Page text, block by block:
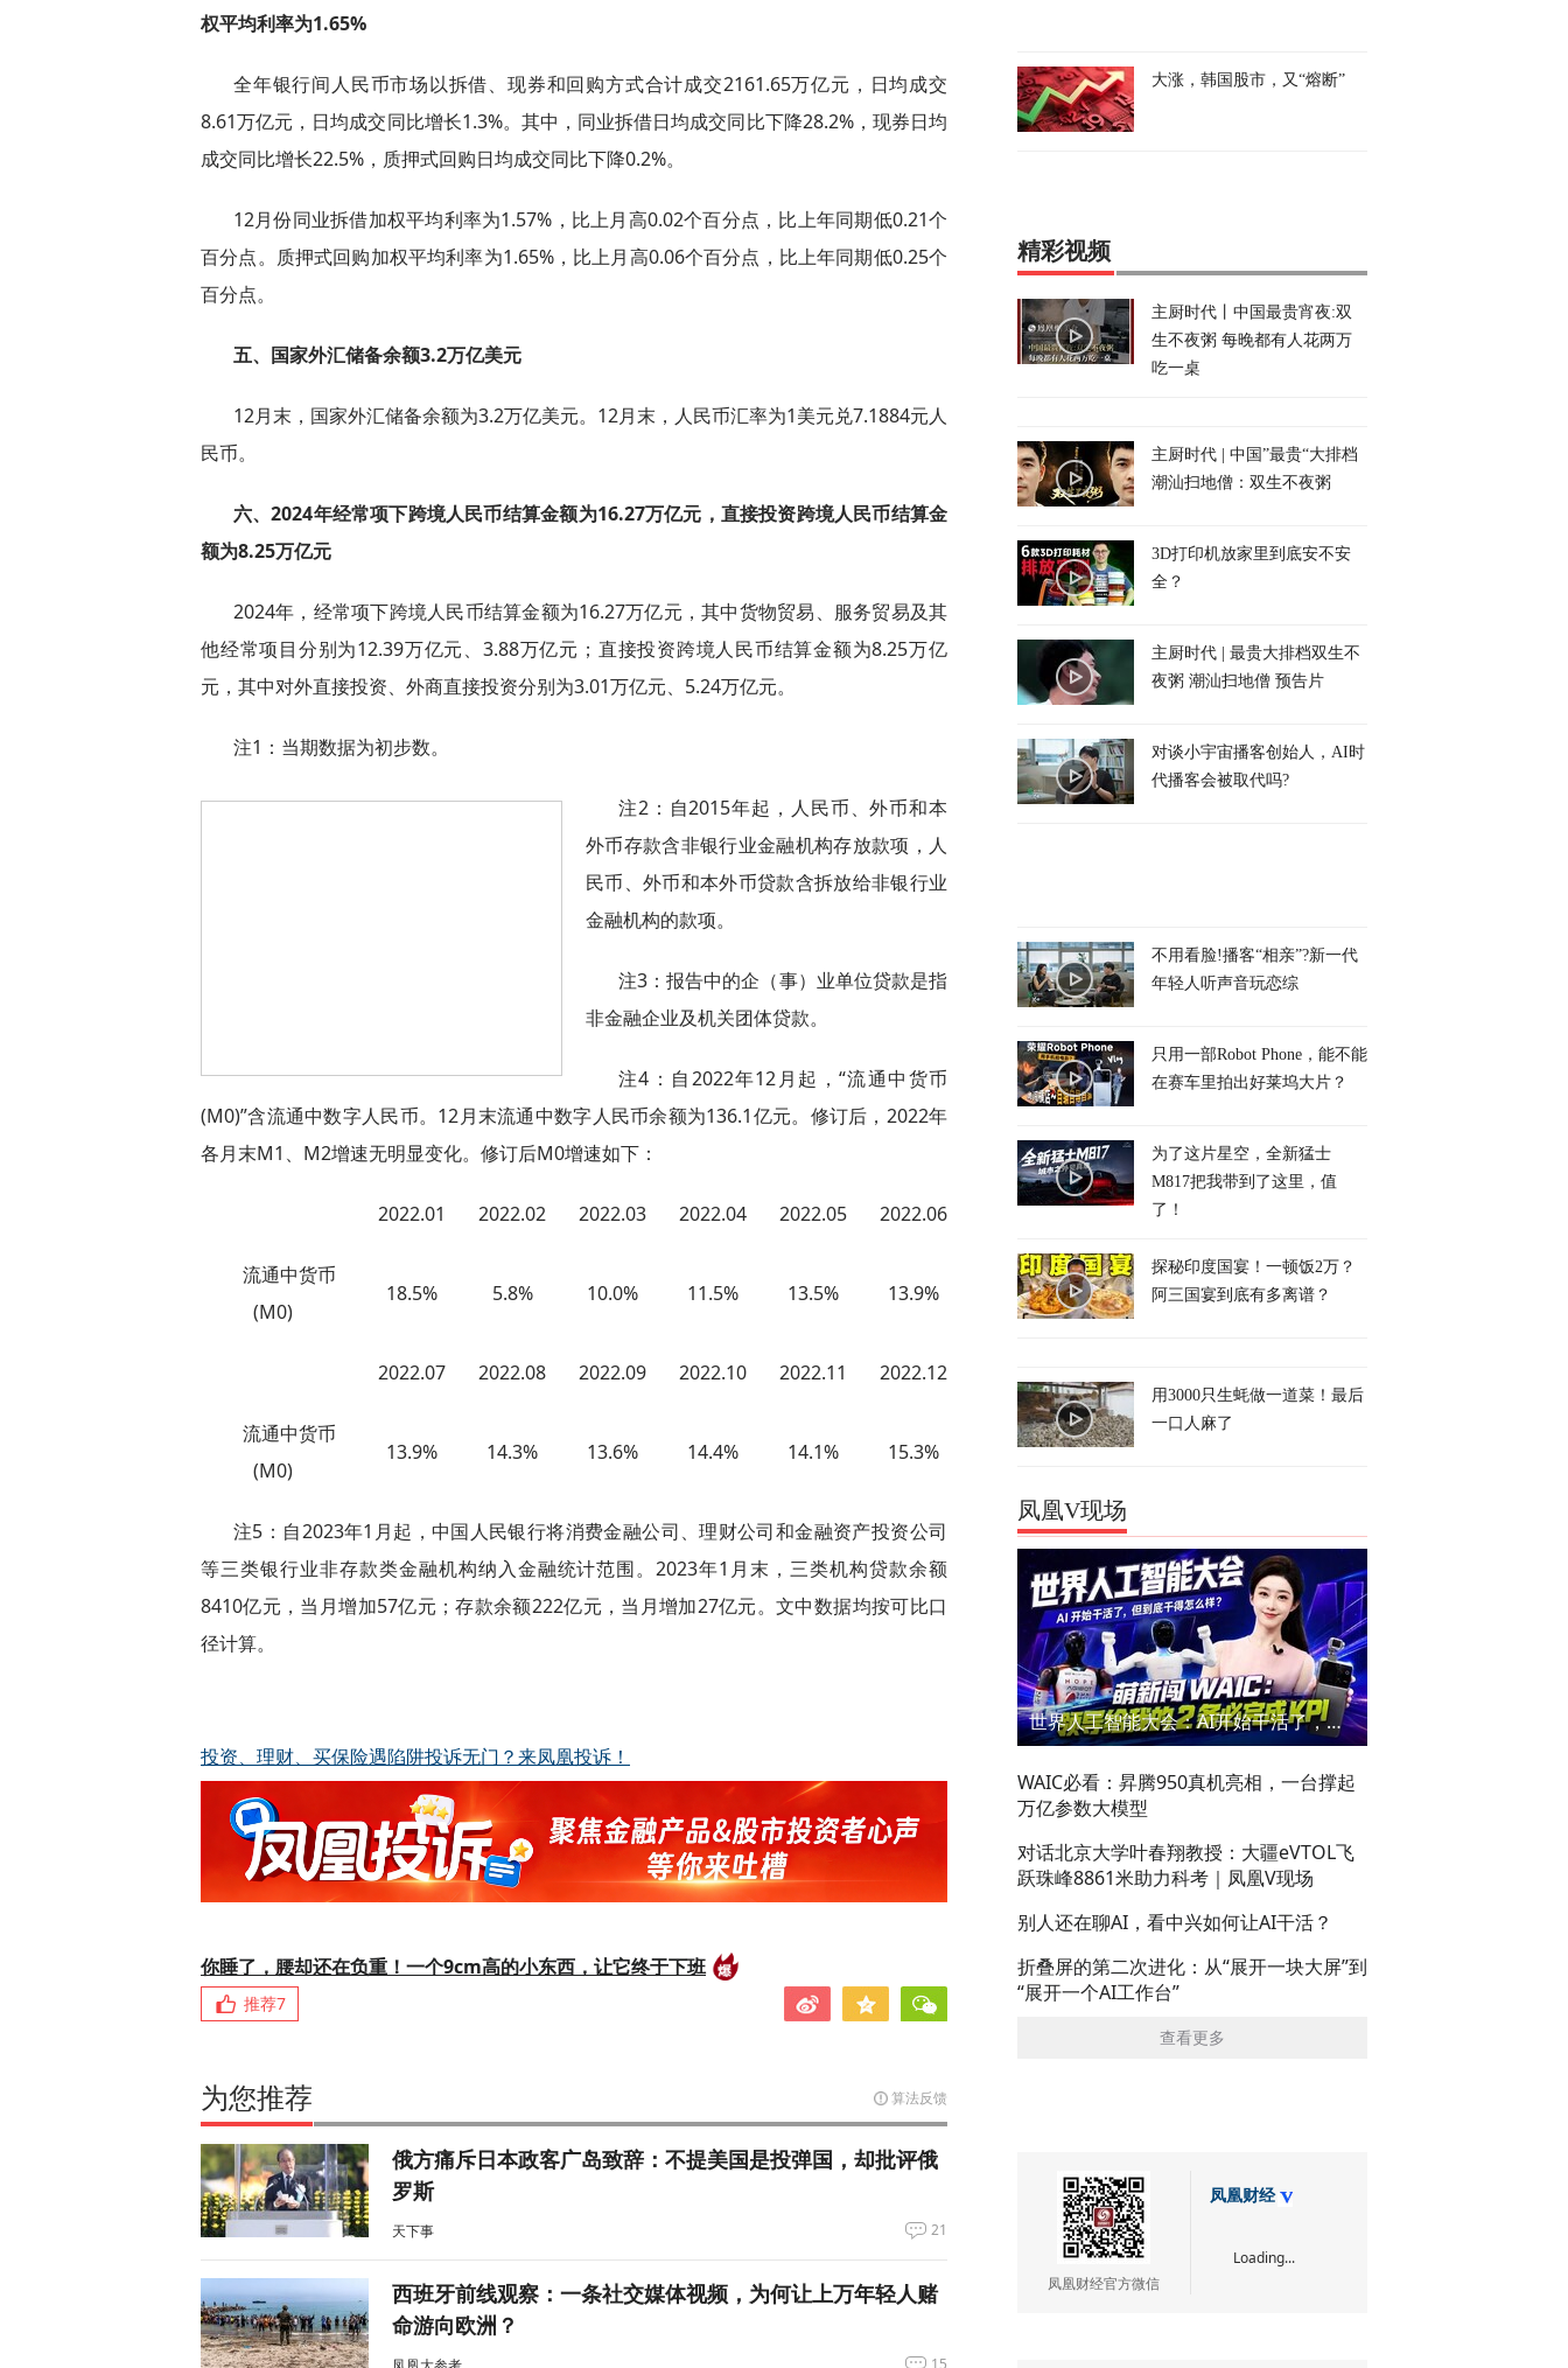
权平均利率为1.65%
全年银行间人民币市场以拆借、现券和回购方式合计成交2161.65万亿元，日均成交
8.61万亿元，日均成交同比增长1.3%。其中，同业拆借日均成交同比下降28.2%，现券日均
成交同比增长22.5%，质押式回购日均成交同比下降0.2%。
12月份同业拆借加权平均利率为1.57%，比上月高0.02个百分点，比上年同期低0.21个
百分点。质押式回购加权平均利率为1.65%，比上月高0.06个百分点，比上年同期低0.25个
百分点。
五、国家外汇储备余额3.2万亿美元
12月末，国家外汇储备余额为3.2万亿美元。12月末，人民币汇率为1美元兑7.1884元人
民币。
六、2024年经常项下跨境人民币结算金额为16.27万亿元，直接投资跨境人民币结算金
额为8.25万亿元
2024年，经常项下跨境人民币结算金额为16.27万亿元，其中货物贸易、服务贸易及其
他经常项目分别为12.39万亿元、3.88万亿元；直接投资跨境人民币结算金额为8.25万亿
元，其中对外直接投资、外商直接投资分别为3.01万亿元、5.24万亿元。
注1：当期数据为初步数。
注2：自2015年起，人民币、外币和本
外币存款含非银行业金融机构存放款项，人
民币、外币和本外币贷款含拆放给非银行业
金融机构的款项。
注3：报告中的企（事）业单位贷款是指
非金融企业及机关团体贷款。
注4：自2022年12月起，“流通中货币
(M0)”含流通中数字人民币。12月末流通中数字人民币余额为136.1亿元。修订后，2022年
各月末M1、M2增速无明显变化。修订后M0增速如下：
2022.01 2022.02 2022.03 2022.04 2022.05 2022.06
流通中货币
(M0)
18.5% 5.8% 10.0% 11.5% 13.5% 13.9%
2022.07 2022.08 2022.09 2022.10 2022.11 2022.12
流通中货币
(M0)
13.9% 14.3% 13.6% 14.4% 14.1% 15.3%
注5：自2023年1月起，中国人民银行将消费金融公司、理财公司和金融资产投资公司
等三类银行业非存款类金融机构纳入金融统计范围。2023年1月末，三类机构贷款余额
8410亿元，当月增加57亿元；存款余额222亿元，当月增加27亿元。文中数据均按可比口
径计算。
投资、理财、买保险遇陷阱投诉无门？来凤凰投诉！
你睡了，腰却还在负重！一个9cm高的小东西，让它终于下班
推荐7
为您推荐 算法反馈
俄方痛斥日本政客广岛致辞：不提美国是投弹国，却批评俄
罗斯
天下事 21
西班牙前线观察：一条社交媒体视频，为何让上万年轻人赌
命游向欧洲？
15
大涨，韩国股市，又“熔断”
精彩视频
主厨时代丨中国最贵宵夜:双
生不夜粥 每晚都有人花两万
吃一桌
主厨时代 | 中国”最贵“大排档
潮汕扫地僧：双生不夜粥
3D打印机放家里到底安不安
全？
主厨时代 | 最贵大排档双生不
夜粥 潮汕扫地僧 预告片
对谈小宇宙播客创始人，AI时
代播客会被取代吗?
不用看脸!播客“相亲”?新一代
年轻人听声音玩恋综
只用一部Robot Phone，能不能
在赛车里拍出好莱坞大片？
为了这片星空，全新猛士
M817把我带到了这里，值
了！
探秘印度国宴！一顿饭2万？
阿三国宴到底有多离谱？
用3000只生蚝做一道菜！最后
一口人麻了
凤凰V现场
世界人工智能大会：AI开始干活了，但到底干的怎么样？萌新闯WAIC
WAIC必看：昇腾950真机亮相，一台撑起
万亿参数大模型
对话北京大学叶春翔教授：大疆eVTOL飞
跃珠峰8861米助力科考｜凤凰V现场
别人还在聊AI，看中兴如何让AI干活？
折叠屏的第二次进化：从“展开一块大屏”到
“展开一个AI工作台”
查看更多
凤凰财经官方微信
凤凰财经
Loading...